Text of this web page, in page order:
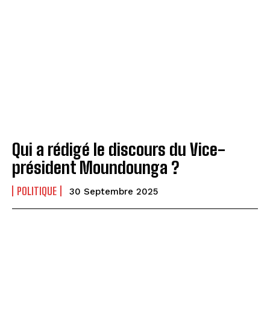
Qui a rédigé le discours du Vice-
président Moundounga ?
POLITIQUE 30 Septembre 2025